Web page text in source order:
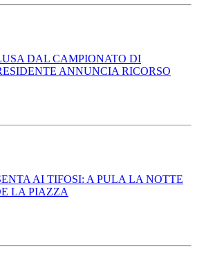
DAL CAMPIONATO DI
ANNUNCIA RICORSO
AI TIFOSI: A PULA LA NOTTE
LA PIAZZA